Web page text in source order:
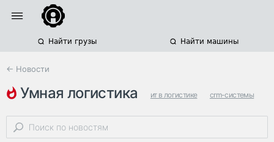
Найти грузы Найти машины
← Новости
умная логистика ит в логистике crm-системы
российская логистика